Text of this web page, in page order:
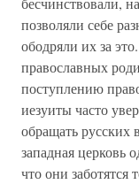
позволяли себе
ободряли их за
православных
поступлению
иезуиты часто
обращать русских
западная церковь
что они заботятся